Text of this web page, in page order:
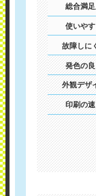
総合満
使いやす
故障しに
発色の
外観デザ
印刷の